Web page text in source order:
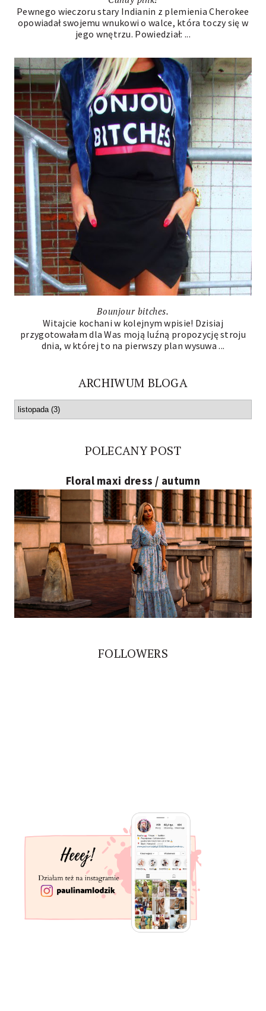
Pewnego wieczoru stary Indianin z plemienia Cherokee
opowiadał swojemu wnukowi o walce, która toczy się w
jego wnętrzu. Powiedział: ...
Bounjour bitches.
Witajcie kochani w kolejnym wpisie! Dzisiaj
przygotowałam dla Was moją luźną propozycję stroju
dnia, w której to na pierwszy plan wysuwa ...
ARCHIWUM BLOGA
POLECANY POST
Floral maxi dress / autumn
FOLLOWERS